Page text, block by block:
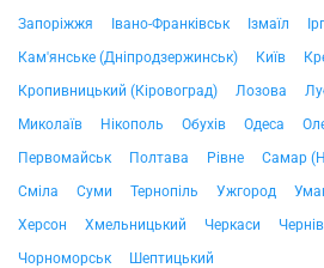
Запоріжжя
Івано-Франківськ Ізмаїл
Кам'янське (Дніпродзержинськ)
Київ
Кропивницький (Кіровоград)
Лозова
Миколаїв
Нікополь Обухів Одеса
Первомайськ
Полтава Рівне Самар
Сміла
Суми Тернопіль Ужгород
Херсон
Хмельницький Черкаси
Чорноморськ
Шептицький